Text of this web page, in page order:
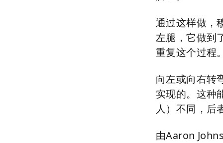
通过这样做，
左腿，它做到
重复这个过程
向左或向右转
实现的。这种
人）不同，后
由Aaron